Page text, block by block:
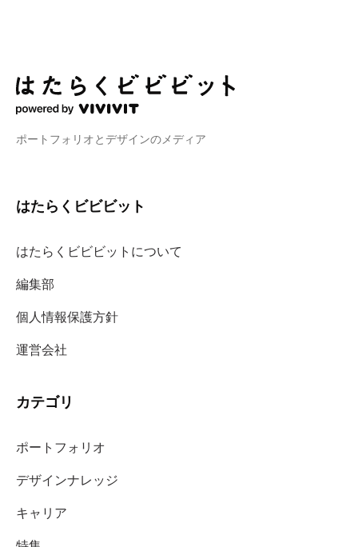
ポートフォリオとデザインのメディア
はたらくビビビット
はたらくビビビットについて
編集部
個人情報保護方針
運営会社
カテゴリ
ポートフォリオ
デザインナレッジ
キャリア